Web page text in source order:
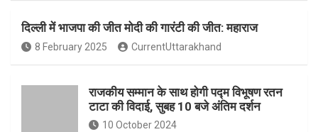
ce
b
o
o
at
s
A
p
p
e
दिल्ली में भाजपा की जीत मोदी की गारंटी की जीत: महाराज
8 February 2025 CurrentUttarakhand
राजकीय सम्मान के साथ होगी पद्म विभूषण रतन
टाटा की विदाई, सुबह 10 बजे अंतिम दर्शन
10 October 2024